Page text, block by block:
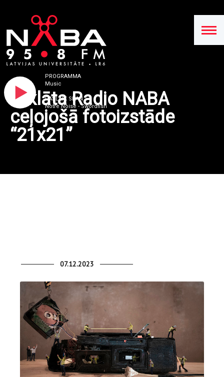
PROGRAMMA
Music
PAŠLAIK SKAN
Notre Noise - Swordfish
Atklāta Radio NABA
ceļojošā fotoizstāde
“21x21”
07.12.2023